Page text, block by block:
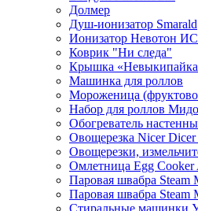
Долмер
Душ-ионизатор Smarald
Ионизатор Невотон
Коврик "Ни следа"
Крышка
Машинка для роллов
Мороженица
Набор для роллов
Обогреватель
Овощерезка Nicer Dicer
Овощерезки,
Омлетница Egg Сooker
Паровая швабра Steam
Паровая швабра Steam
Стиральные машинки